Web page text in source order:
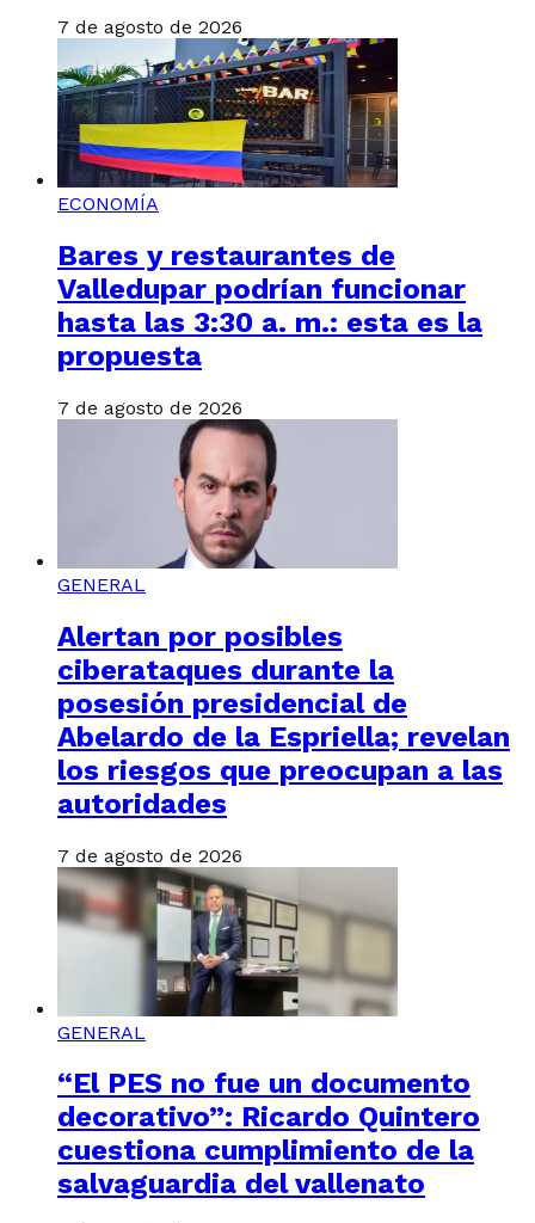
7 de agosto de 2026
ECONOMÍA
Bares y restaurantes de
Valledupar podrían funcionar
hasta las 3:30 a. m.: esta es la
propuesta
7 de agosto de 2026
GENERAL
Alertan por posibles
ciberataques durante la
posesión presidencial de
Abelardo de la Espriella; revelan
los riesgos que preocupan a las
autoridades
7 de agosto de 2026
GENERAL
“El PES no fue un documento
decorativo”: Ricardo Quintero
cuestiona cumplimiento de la
salvaguardia del vallenato